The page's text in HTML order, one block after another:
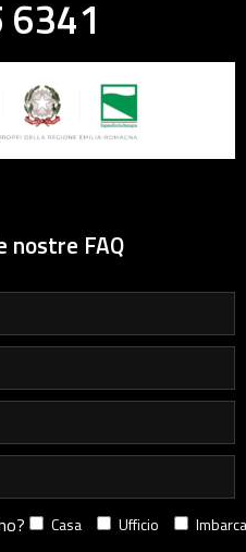
nostre FAQ
Casa Ufficio